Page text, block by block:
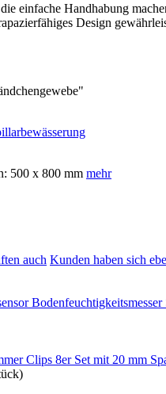
einfache Handhabung
Design
500 x 800 mm mehr
auch Kunden haben sich
Clips 8er Set mit 20 mm